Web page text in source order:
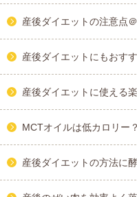
産後ダイエットの注意点
産後ダイエットにもおす
産後ダイエットに使える
MCTオイルは低カロリー
産後ダイエットの方法に